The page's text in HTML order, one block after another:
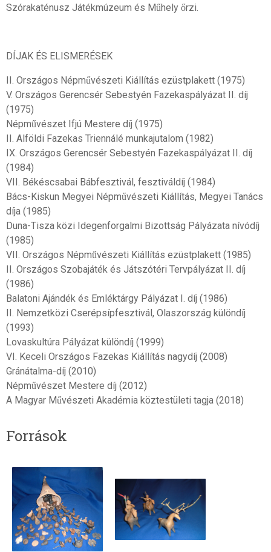
Szórakaténusz Játékmúzeum és Műhely őrzi.
DÍJAK ÉS ELISMERÉSEK
II. Országos Népművészeti Kiállítás ezüstplakett (1975)
V. Országos Gerencsér Sebestyén Fazekaspályázat II. díj
(1975)
Népművészet Ifjú Mestere díj (1975)
II. Alföldi Fazekas Triennálé munkajutalom (1982)
IX. Országos Gerencsér Sebestyén Fazekaspályázat II. díj
(1984)
VII. Békéscsabai Bábfesztivál, fesztiváldíj (1984)
Bács-Kiskun Megyei Népművészeti Kiállítás, Megyei Tanács
díja (1985)
Duna-Tisza közi Idegenforgalmi Bizottság Pályázata nívódíj
(1985)
VII. Országos Népművészeti Kiállítás ezüstplakett (1985)
II. Országos Szobajáték és Játszótéri Tervpályázat II. díj
(1986)
Balatoni Ajándék és Emléktárgy Pályázat I. díj (1986)
II. Nemzetközi Cserépsípfesztivál, Olaszország különdíj
(1993)
Lovaskultúra Pályázat különdíj (1999)
VI. Keceli Országos Fazekas Kiállítás nagydíj (2008)
Gránátalma-díj (2010)
Népművészet Mestere díj (2012)
A Magyar Művészeti Akadémia köztestületi tagja (2018)
Források